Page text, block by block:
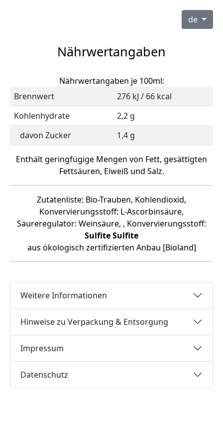
de
Nährwertangaben
Nährwertangaben je 100ml:
Brennwert
276 kJ / 66 kcal
Kohlenhydrate
2,2 g
davon Zucker
1,4 g
Enthält geringfügige Mengen von Fett, gesättigten
Fettsäuren, Eiweiß und Salz.
Zutatenliste: Bio-Trauben, Kohlendioxid,
Konvervierungsstoff: L-Ascorbinsäure,
Säureregulator: Weinsäure, , Konvervierungsstoff:
SulfiteSulfite
aus ökologisch zertifizierten Anbau [Bioland]
Weitere Informationen
Hinweise zu Verpackung & Entsorgung
Impressum
Datenschutz